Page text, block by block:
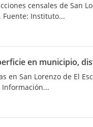
censales de San
Instituto...
en municipio,
en San Lorenzo de El